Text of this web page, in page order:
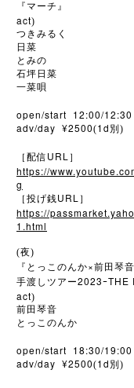
『マーチ』
act)
つきみるく
日菜
とみの
石坪日菜
一菜唄
open/start 12:00/12:30
adv/day ¥2500(1d 別)
［配信 URL ］
https://
g
［投げ銭URL ］
https://
1.html
(夜)
『とっこのんか×前田琴音
手渡しツアー2023ｰTHE
act)
前田琴音
とっこのんか
open/start 18:30/19:00
adv/day ¥2500(1d 別)